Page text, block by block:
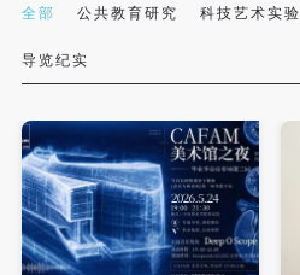
全部 公共教育研究 科技艺术实验
导览纪实